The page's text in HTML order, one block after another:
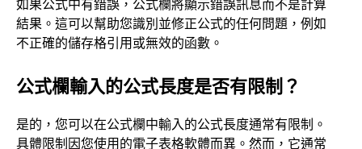
如果公式中有錯誤，公式欄將顯示錯誤訊息而不是計算
結果。這可以幫助您識別並修正公式的任何問題，例如
不正確的儲存格引用或無效的函數。
公式欄輸入的公式長度是否有限制？
是的，您可以在公式欄中輸入的公式長度通常有限制。
具體限制因您使用的電子表格軟體而異。然而，它通常